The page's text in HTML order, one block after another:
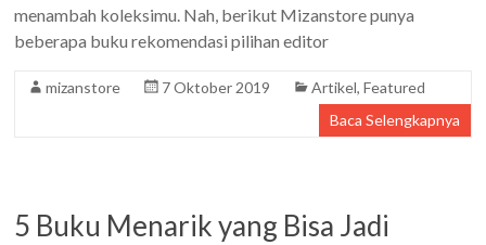
menambah koleksimu. Nah, berikut Mizanstore punya
beberapa buku rekomendasi pilihan editor
mizanstore 7 Oktober 2019 Artikel,Featured
Baca Selengkapnya
5 Buku Menarik yang Bisa Jadi